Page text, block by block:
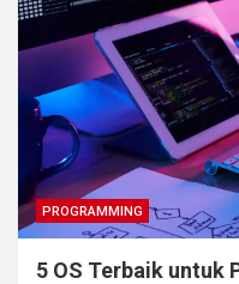
PROGRAMMING
5 OS Terbaik untuk